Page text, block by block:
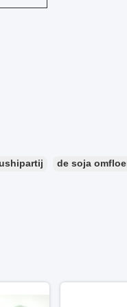
de soja